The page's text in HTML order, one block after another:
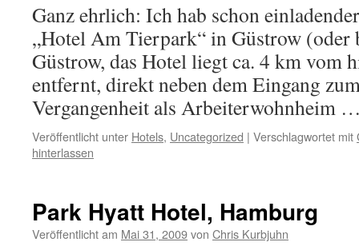
Ganz ehrlich: Ich hab schon
„Hotel Am Tierpark“ in Güstrow (oder
Güstrow, das Hotel liegt ca. 4 km vom
entfernt, direkt neben dem Eingang
Vergangenheit als Arbeiterwohnheim
Veröffentlicht unter Hotels, Uncategorized | Verschlagwortet mit
hinterlassen
Park Hyatt Hotel, Hamburg
Veröffentlicht am Mai 31, 2009von Chris Kurbjuhn